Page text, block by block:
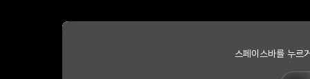
스페이스바를 누르